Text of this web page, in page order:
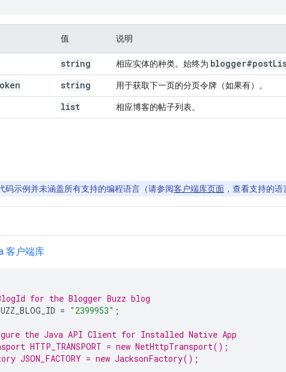
值 说明
string 相应实体的种类。始终为 blogger#post
string 用于获取下一页的分页令牌（如果有）。
list 相应博客的帖子列表。
码示例并未涵盖所有支持的编程语言（请参阅客户端库页面 ，查看支持的
客户端库
for the Blogger Buzz blog
= "2399953" ;
the Java API Client for Installed Native App
HTTP_TRANSPORT = new NetHttpTransport();
JSON_FACTORY = new JacksonFactory();